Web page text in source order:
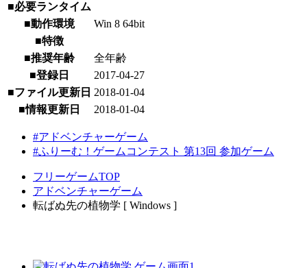
■必要ランタイム
■動作環境
Win 8 64bit
■特徴
■推奨年齢
全年齢
■登録日
2017-04-27
■ファイル更新日 2018-01-04
■情報更新日
2018-01-04
#アドベンチャーゲーム
#ふりーむ！ゲームコンテスト 第13回 参加ゲーム
フリーゲームTOP
アドベンチャーゲーム
転ばぬ先の植物学 [ Windows ]